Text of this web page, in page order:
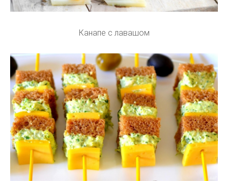
Канапе с лавашом